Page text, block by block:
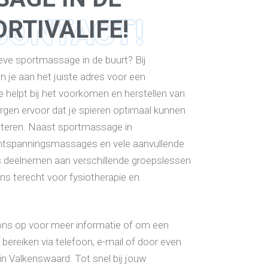
sportmassage in de buurt? Bij
je aan het juiste adres voor een
helpt bij het voorkomen en herstellen van
ervoor dat je spieren optimaal kunnen
Naast sportmassage in
en vele aanvullende
aan verschillende groepslessen
terecht voor fysiotherapie en
op voor meer informatie of om een
via telefoon, e-mail of door even
Valkenswaard. Tot snel bij jouw